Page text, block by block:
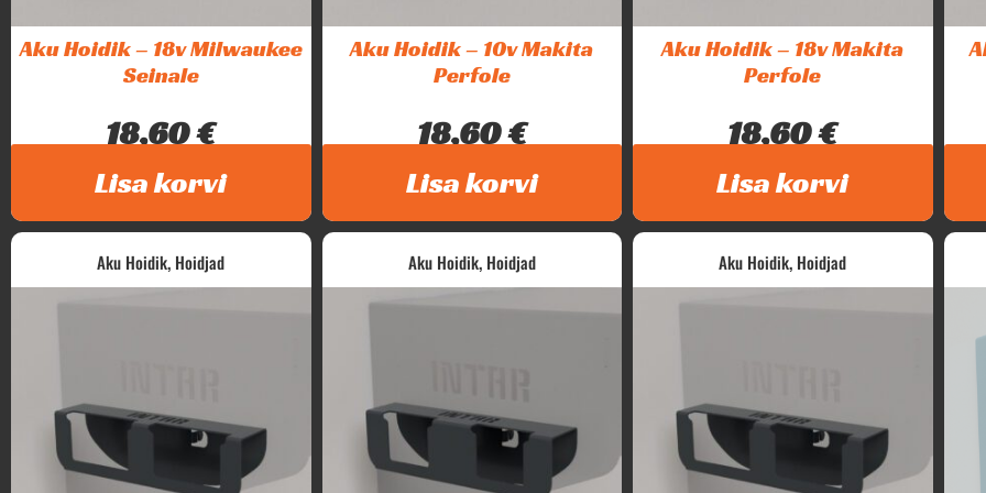
Aku Hoidik – 18v Milwaukee
Seinale
18,60€
Intar Milwaukee 18v akude hoidik....
Lisa korvi
Aku Hoidik – 10v Makita
Perfole
18,60€
Intar Makita 10v akude hoidik....
Lisa korvi
Aku Hoidik – 18v Makita
Perfole
18,60€
Intar Makita 18v akude hoidik....
Lisa korvi
Aku Hoidik, Hoidjad Aku Hoidik, Hoidjad Aku Hoidik, Hoidjad